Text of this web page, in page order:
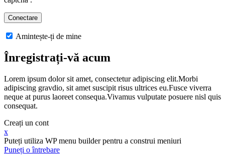
Amintește-ți de mine
Înregistrați-vă acum
Lorem ipsum dolor sit amet, consectetur adipiscing elit.Morbi
adipiscing gravdio, sit amet suscipit risus ultrices eu.Fusce viverra
neque at purus laoreet consequa.Vivamus vulputate posuere nisl quis
consequat.
Creați un cont
x
Puteți utiliza WP menu builder pentru a construi meniuri
Puneți o întrebare